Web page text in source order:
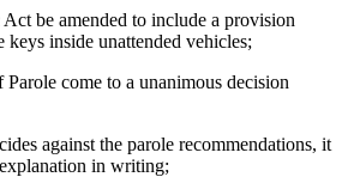
be amended to include a provision
inside unattended vehicles;
come to a unanimous decision
against the parole recommendations, it
in writing;